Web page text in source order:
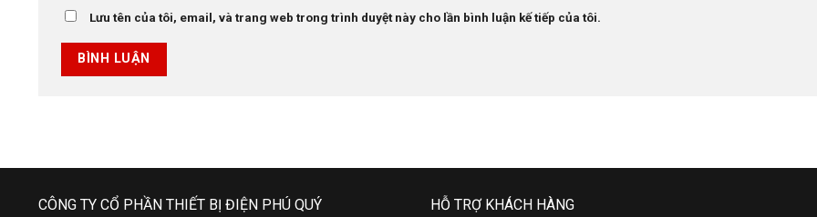
Lưu tên của tôi, email, và trang web trong trình duyệt này cho lần bình luận kế tiếp của tôi.
CÔNG TY CỔ PHẦN THIẾT BỊ ĐIỆN PHÚ QUÝ HỖ TRỢ KHÁCH HÀNG